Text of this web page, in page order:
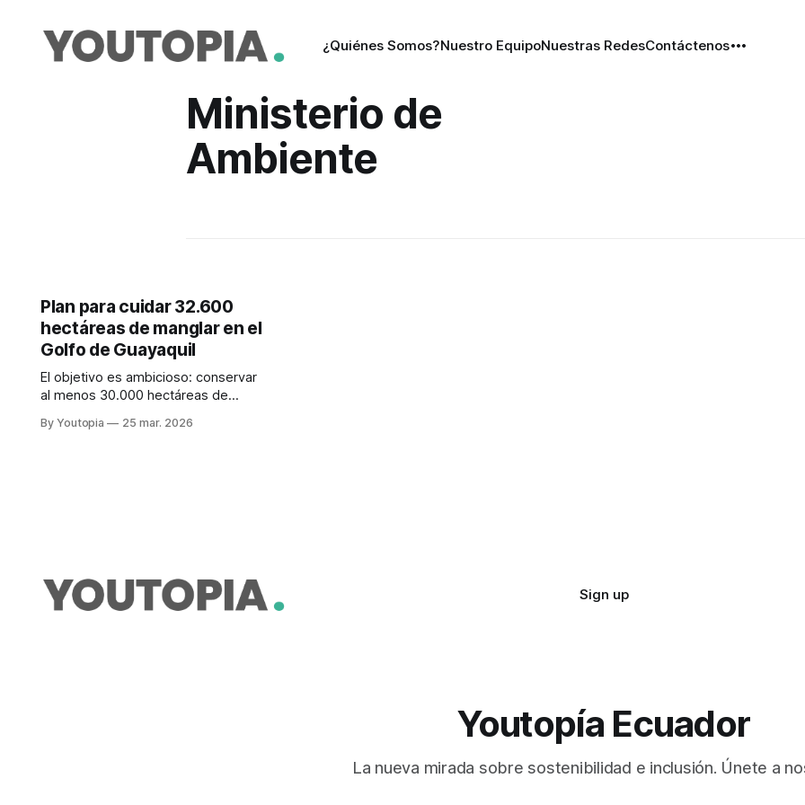
¿Quiénes Somos?Nuestro EquipoNuestras RedesContáctenos
Ministerio de
Ambiente
Plan para cuidar 32.600
hectáreas de manglar en el
Golfo de Guayaquil
El objetivo es ambicioso: conservar
al menos 30.000 hectáreas de
hectáreas en cinco años, con
By Youtopia 25 mar. 2026
Sign up
Youtopía Ecuador
La nueva mirada sobre sostenibilidad e inclusión. Únete a